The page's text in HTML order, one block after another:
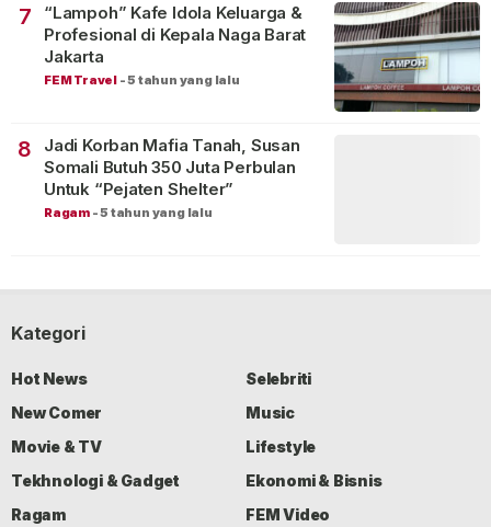
7
“Lampoh” Kafe Idola Keluarga &
Profesional di Kepala Naga Barat
Jakarta
FEM Travel -5 tahun yang lalu
8
Jadi Korban Mafia Tanah, Susan
Somali Butuh 350 Juta Perbulan
Untuk “Pejaten Shelter”
Ragam -5 tahun yang lalu
Kategori
Hot News
Selebriti
New Comer
Music
Movie & TV
Lifestyle
Tekhnologi & Gadget
Ekonomi & Bisnis
Ragam
FEM Video